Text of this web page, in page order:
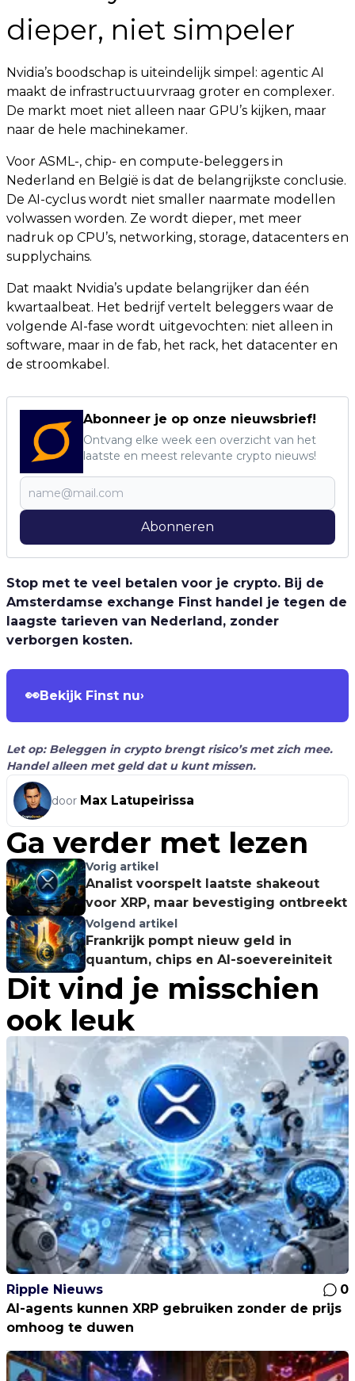
dieper, niet simpeler
Nvidia’s boodschap is uiteindelijk simpel: agentic AI
maakt de infrastructuurvraag groter en complexer.
De markt moet niet alleen naar GPU’s kijken, maar
naar de hele machinekamer.
Voor ASML-, chip- en compute-beleggers in
Nederland en België is dat de belangrijkste conclusie.
De AI-cyclus wordt niet smaller naarmate modellen
volwassen worden. Ze wordt dieper, met meer
nadruk op CPU’s, networking, storage, datacenters en
supplychains.
Dat maakt Nvidia’s update belangrijker dan één
kwartaalbeat. Het bedrijf vertelt beleggers waar de
volgende AI-fase wordt uitgevochten: niet alleen in
software, maar in de fab, het rack, het datacenter en
de stroomkabel.
Abonneer je op onze nieuwsbrief!
Ontvang elke week een overzicht van het
laatste en meest relevante crypto nieuws!
Abonneren
Stop met te veel betalen voor je crypto. Bij de
Amsterdamse exchange Finst handel je tegen de
laagste tarieven van Nederland, zonder
verborgen kosten.
👀Bekijk Finst nu›
Let op: Beleggen in crypto brengt risico’s met zich mee.
Handel alleen met geld dat u kunt missen.
door Max Latupeirissa
Ga verder met lezen
Vorig artikel
Analist voorspelt laatste shakeout
voor XRP, maar bevestiging ontbreekt
Volgend artikel
Frankrijk pompt nieuw geld in
quantum, chips en AI-soevereiniteit
Dit vind je misschien
ook leuk
Ripple Nieuws
0
AI-agents kunnen XRP gebruiken zonder de prijs
omhoog te duwen